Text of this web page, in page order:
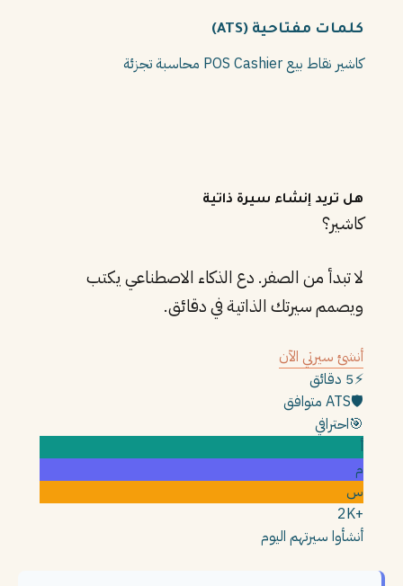
كلمات مفتاحية (ATS)
كاشير نقاط بيع POS Cashier محاسبة تجزئة
هل تريد إنشاء سيرة ذاتية
كاشير؟
لا تبدأ من الصفر. دع الذكاء الاصطناعي يكتب
ويصمم سيرتك الذاتية في دقائق.
أنشئ سيرتي الآن
⚡5 دقائق
🛡️ATS متوافق
🎯احترافي
أ
م
س
+2K
أنشأوا سيرتهم اليوم